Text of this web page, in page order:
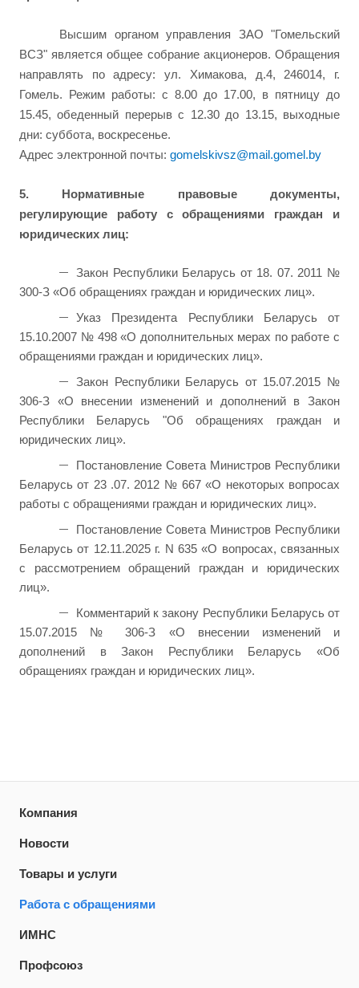
Высшим органом управления ЗАО "Гомельский
ВСЗ" является общее собрание акционеров. Обращения
направлять по адресу: ул. Химакова, д.4, 246014, г.
Гомель. Режим работы: с 8.00 до 17.00, в пятницу до
15.45, обеденный перерыв с 12.30 до 13.15, выходные
дни: суббота, воскресенье.
Адрес электронной почты: gomelskivsz@mail.gomel.by
5. Нормативные правовые документы,
регулирующие работу с обращениями граждан и
юридических лиц:
Закон Республики Беларусь от 18. 07. 2011 №
300-З «Об обращениях граждан и юридических лиц».
Указ Президента Республики Беларусь от
15.10.2007 № 498 «О дополнительных мерах по работе с
обращениями граждан и юридических лиц».
Закон Республики Беларусь от 15.07.2015 №
306-З «О внесении изменений и дополнений в Закон
Республики Беларусь "Об обращениях граждан и
юридических лиц».
Постановление Совета Министров Республики
Беларусь от 23 .07. 2012 № 667 «О некоторых вопросах
работы с обращениями граждан и юридических лиц».
Постановление Совета Министров Республики
Беларусь от 12.11.2025 г. N 635 «О вопросах, связанных
с рассмотрением обращений граждан и юридических
лиц».
Комментарий к закону Республики Беларусь от
15.07.2015 № 306-З «О внесении изменений и
дополнений в Закон Республики Беларусь «Об
обращениях граждан и юридических лиц».
Компания
Новости
Товары и услуги
Работа с обращениями
ИМНС
Профсоюз